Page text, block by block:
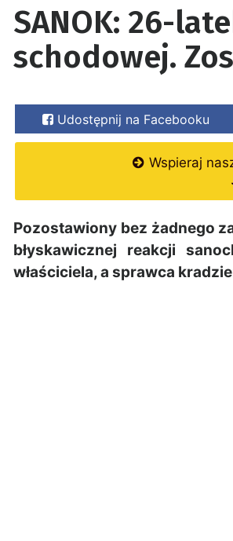
SANOK: 26-
schodowej.
Udostępnij na Facebooku
Wspieraj
Pozostawiony bez żadnego
błyskawicznej reakcji
właściciela, a sprawca